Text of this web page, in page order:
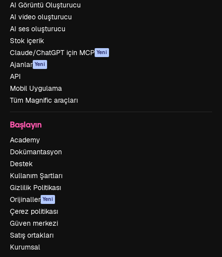
AI Görüntü Oluşturucu
AI video oluşturucu
AI ses oluşturucu
Stok içerik
Claude/ChatGPT için MCP Yeni
Ajanlar Yeni
API
Mobil Uygulama
Tüm Magnific araçları
Başlayın
Academy
Dokümantasyon
Destek
Kullanım Şartları
Gizlilik Politikası
Orijinaller Yeni
Çerez politikası
Güven merkezi
Satış ortakları
Kurumsal